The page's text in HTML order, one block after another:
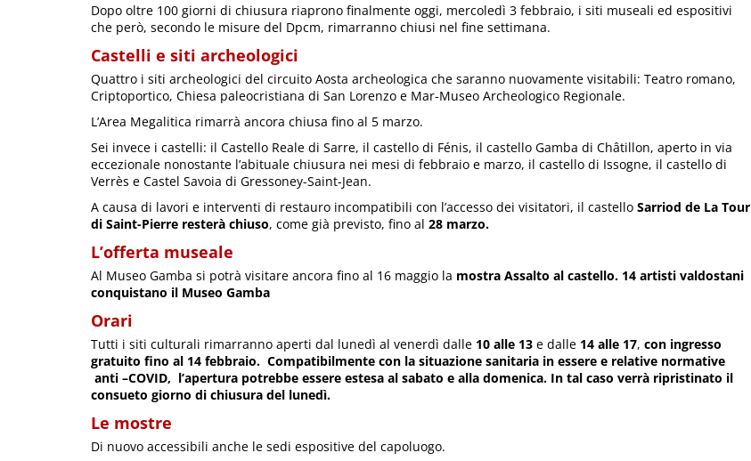
Dopo oltre 100 giorni di chiusura riaprono finalmente oggi, mercoledì 3 febbraio, i siti museali ed espositivi
che però, secondo le misure del Dpcm, rimarranno chiusi nel fine settimana.
Castelli e siti archeologici
Quattro i siti archeologici del circuito Aosta archeologica che saranno nuovamente visitabili: Teatro romano,
Criptoportico, Chiesa paleocristiana di San Lorenzo e Mar-Museo Archeologico Regionale.
L’Area Megalitica rimarrà ancora chiusa fino al 5 marzo.
Sei invece i castelli: il Castello Reale di Sarre, il castello di Fénis, il castello Gamba di Châtillon, aperto in via
eccezionale nonostante l’abituale chiusura nei mesi di febbraio e marzo, il castello di Issogne, il castello di
Verrès e Castel Savoia di Gressoney-Saint-Jean.
A causa di lavori e interventi di restauro incompatibili con l’accesso dei visitatori, il castello Sarriod de La Tour
di Saint-Pierre resterà chiuso, come già previsto, fino al 28 marzo.
L’offerta museale
Al Museo Gamba si potrà visitare ancora fino al 16 maggio la mostra Assalto al castello. 14 artisti valdostani
conquistano il Museo Gamba
Orari
Tutti i siti culturali rimarranno aperti dal lunedì al venerdì dalle 10 alle 13 e dalle 14 alle 17, con ingresso
gratuito fino al 14 febbraio. Compatibilmente con la situazione sanitaria in essere e relative normative
anti –COVID, l’apertura potrebbe essere estesa al sabato e alla domenica. In tal caso verrà ripristinato il
consueto giorno di chiusura del lunedì.
Le mostre
Di nuovo accessibili anche le sedi espositive del capoluogo.